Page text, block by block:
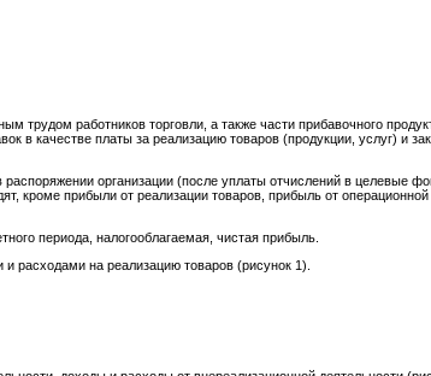
трудом работников торговли, а также части прибавочного
в качестве платы за реализацию товаров (продукции, услуг) и
организации (после уплаты отчислений в целевые
кроме прибыли от реализации товаров, прибыль от операционной
периода, налогооблагаемая, чистая прибыль.
расходами на реализацию товаров (рисунок 1).